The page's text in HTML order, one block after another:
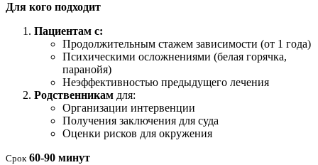
Для кого подходит
Пациентам с:
Продолжительным стажем зависимости (от 1 года)
Психическими осложнениями (белая горячка,
паранойя)
Неэффективностью предыдущего лечения
Родственникам для:
Организации интервенции
Получения заключения для суда
Оценки рисков для окружения
Срок 60-90 минут